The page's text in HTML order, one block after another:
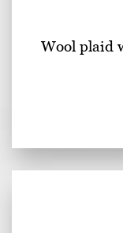
Wool plaid